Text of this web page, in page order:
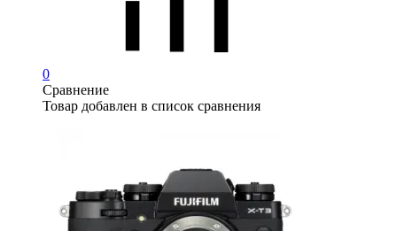
0
Сравнение
Товар добавлен в список сравнения